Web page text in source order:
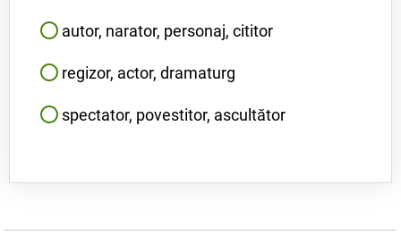
autor, narator, personaj, cititor
regizor, actor, dramaturg
spectator, povestitor, ascultător